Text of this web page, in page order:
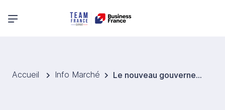
Menu principal
Accueil Info Marché Le nouveau gouvernement de Javier Milei promet un environnement favorable aux échanges internationaux